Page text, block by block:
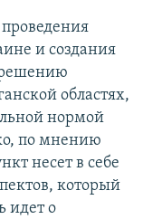
и создания
областях,
нормой
по мнению
несет в себе
который
идет о